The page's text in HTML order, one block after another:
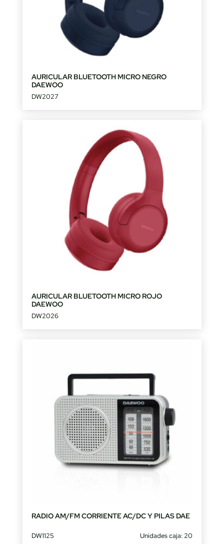
AURICULAR BLUETOOTH MICRO NEGRO
DAEWOO
DW2027
AURICULAR BLUETOOTH MICRO ROJO
DAEWOO
DW2026
RADIO AM/FM CORRIENTE AC/DC Y PILAS DAE
DW1125 Unidades caja: 20